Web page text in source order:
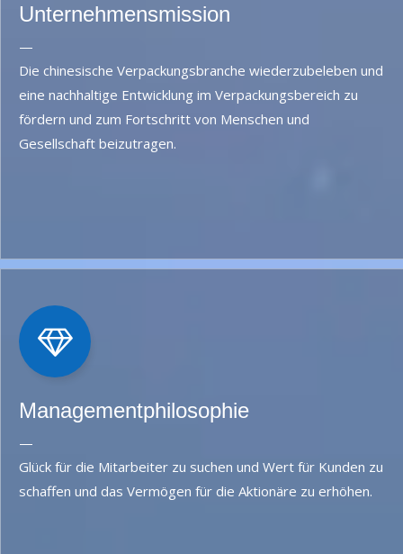
Unternehmensmission
—
Die chinesische Verpackungsbranche wiederzubeleben und
eine nachhaltige Entwicklung im Verpackungsbereich zu
fördern und zum Fortschritt von Menschen und
Gesellschaft beizutragen.
Managementphilosophie
—
Glück für die Mitarbeiter zu suchen und Wert für Kunden zu
schaffen und das Vermögen für die Aktionäre zu erhöhen.